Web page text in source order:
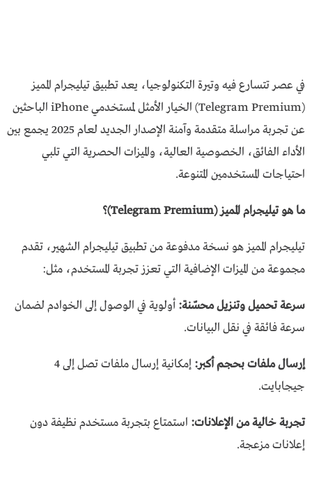
في عصر تتسارع فيه وتيرة التكنولوجيا، يعد تطبيق تيليجرام المميز
(Telegram Premium) الخيار الأمثل لمستخدمي iPhone الباحثين
عن تجربة مراسلة متقدمة وآمنة الإصدار الجديد لعام 2025 يجمع بين
الأداء الفائق، الخصوصية العالية، والميزات الحصرية التي تلبي
احتياجات المستخدمين المتنوعة.
ما هو تيليجرام المميز (Telegram Premium)؟
تيليجرام المميز هو نسخة مدفوعة من تطبيق تيليجرام الشهير، تقدم
مجموعة من الميزات الإضافية التي تعزز تجربة المستخدم، مثل:
سرعة تحميل وتنزيل محسّنة: أولوية في الوصول إلى الخوادم لضمان
سرعة فائقة في نقل البيانات.
إرسال ملفات بحجم أكبر:
إمكانية إرسال ملفات تصل إلى 4
جيجابايت.
تجربة خالية من الإعلانات: استمتاع بتجربة مستخدم نظيفة دون
إعلانات مزعجة.